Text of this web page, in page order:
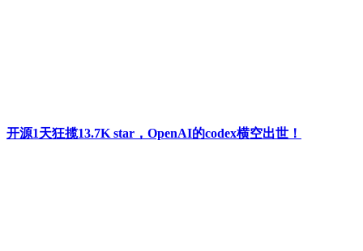
开源1天狂揽13.7K star，OpenAI的codex横空出世！